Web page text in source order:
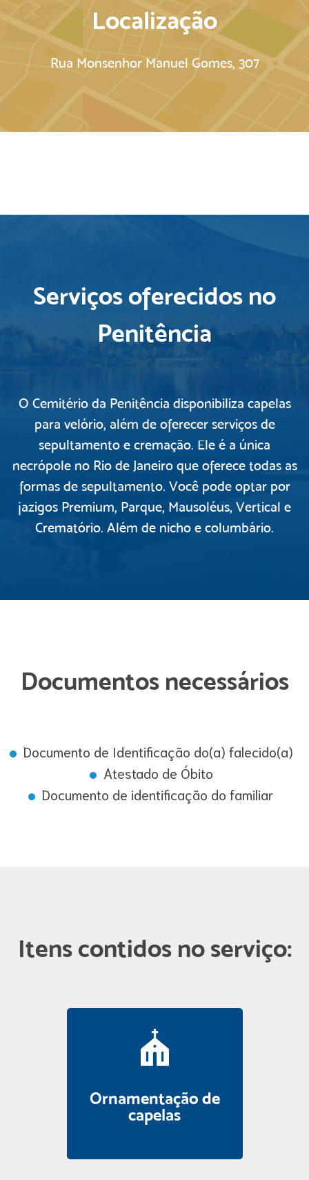
Localização
Rua Monsenhor Manuel Gomes, 307
Serviços oferecidos no
Penitência
O Cemitério da Penitência disponibiliza capelas
para velório, além de oferecer serviços de
sepultamento e cremação. Ele é a única
necrópole no Rio de Janeiro que oferece todas as
formas de sepultamento. Você pode optar por
jazigos Premium, Parque, Mausoléus, Vertical e
Crematório. Além de nicho e columbário.
Documentos necessários
Documento de Identificação do(a) falecido(a)
Atestado de Óbito
Documento de identificação do familiar
Itens contidos no serviço:
Ornamentação de
capelas